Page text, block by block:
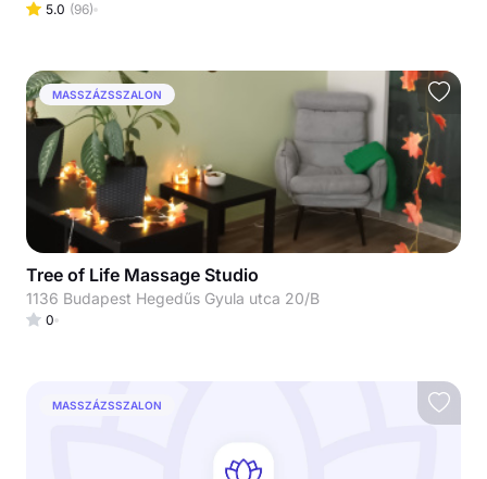
5.0 (96)
MASSZÁZSSZALON
Tree of Life Massage Studio
1136 Budapest Hegedűs Gyula utca 20/B
0
MASSZÁZSSZALON